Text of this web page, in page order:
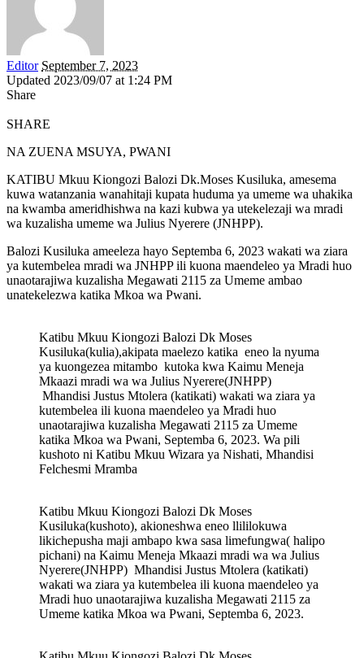
Editor September 7, 2023
Updated 2023/09/07 at 1:24 PM
Share
SHARE
NA ZUENA MSUYA, PWANI
KATIBU Mkuu Kiongozi Balozi Dk.Moses Kusiluka, amesema
kuwa watanzania wanahitaji kupata huduma ya umeme wa uhakika
na kwamba ameridhishwa na kazi kubwa ya utekelezaji wa mradi
wa kuzalisha umeme wa Julius Nyerere (JNHPP).
Balozi Kusiluka ameeleza hayo Septemba 6, 2023 wakati wa ziara
ya kutembelea mradi wa JNHPP ili kuona maendeleo ya Mradi huo
unaotarajiwa kuzalisha Megawati 2115 za Umeme ambao
unatekelezwa katika Mkoa wa Pwani.
Katibu Mkuu Kiongozi Balozi Dk Moses
Kusiluka(kulia),akipata maelezo katika eneo la nyuma
ya kuongezea mitambo kutoka kwa Kaimu Meneja
Mkaazi mradi wa wa Julius Nyerere(JNHPP)
Mhandisi Justus Mtolera (katikati) wakati wa ziara ya
kutembelea ili kuona maendeleo ya Mradi huo
unaotarajiwa kuzalisha Megawati 2115 za Umeme
katika Mkoa wa Pwani, Septemba 6, 2023. Wa pili
kushoto ni Katibu Mkuu Wizara ya Nishati, Mhandisi
Felchesmi Mramba
Katibu Mkuu Kiongozi Balozi Dk Moses
Kusiluka(kushoto), akioneshwa eneo llililokuwa
likichepusha maji ambapo kwa sasa limefungwa( halipo
pichani) na Kaimu Meneja Mkaazi mradi wa wa Julius
Nyerere(JNHPP) Mhandisi Justus Mtolera (katikati)
wakati wa ziara ya kutembelea ili kuona maendeleo ya
Mradi huo unaotarajiwa kuzalisha Megawati 2115 za
Umeme katika Mkoa wa Pwani, Septemba 6, 2023.